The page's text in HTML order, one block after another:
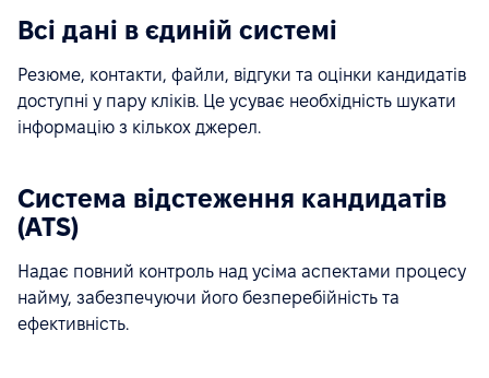
Всі дані в єдиній системі
Резюме, контакти, файли, відгуки та оцінки кандидатів
доступні у пару кліків. Це усуває необхідність шукати
інформацію з кількох джерел.
Система відстеження кандидатів
(ATS)
Надає повний контроль над усіма аспектами процесу
найму, забезпечуючи його безперебійність та
ефективність.